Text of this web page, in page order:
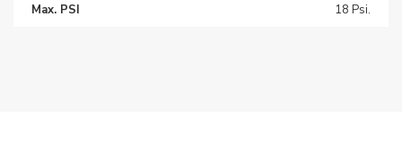
Max. PSI 18 Psi.